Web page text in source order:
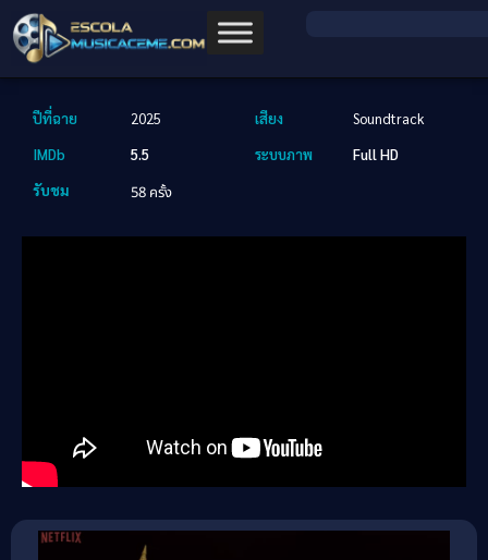
ปีที่ฉาย 2025 เสียง
Soundtrack
IMDb
5.5 ระบบภาพ
Full HD
รับชม
58 ครั้ง